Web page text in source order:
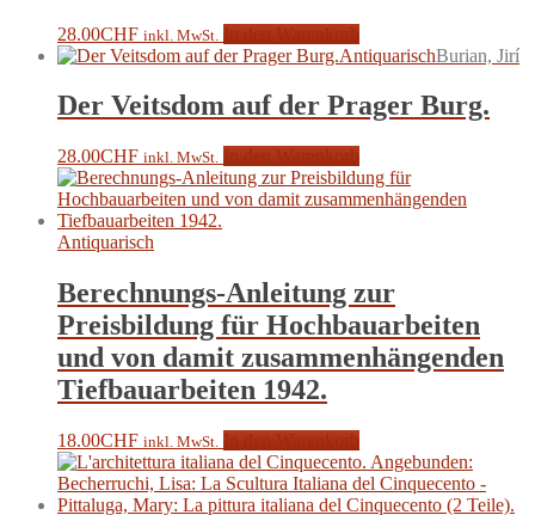
28.00CHF inkl. MwSt.
AntiquarischBurian, Jirí
Der Veitsdom auf der Prager Burg.
28.00CHF inkl. MwSt.
Antiquarisch
Berechnungs-Anleitung zur
Preisbildung für Hochbauarbeiten
und von damit zusammenhängenden
Tiefbauarbeiten 1942.
18.00CHF inkl. MwSt.